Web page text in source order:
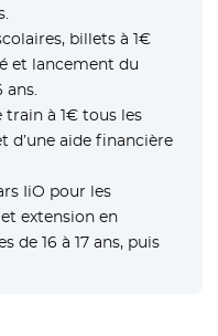
billets à 1€
et lancement du
ans.
à 1€ tous les
d’une aide financière
IiO pour les
extension en
de 16 à 17 ans, puis